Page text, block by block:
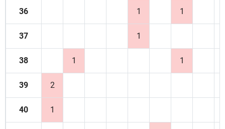
36 1 1
37 1
38 1 1
39 2
40 1